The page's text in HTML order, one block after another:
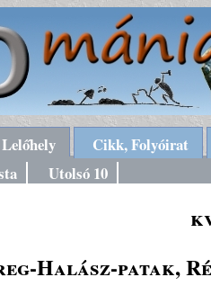
Lelőhely
Cikk, Folyóirat
Utolsó 10
Halász-patak,